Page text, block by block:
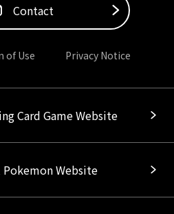
Contact
of Use Privacy Notice
Card Game Website
Website